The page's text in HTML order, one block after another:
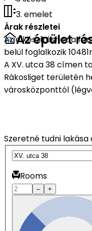
3. emelet
Árak részletei
Az elkészítéshez a
belül foglalkozik
Az épület
A XV. utca 38 címen
Rákosliget területén
városközponttól
Szeretné tudni lakása
Rooms
– +